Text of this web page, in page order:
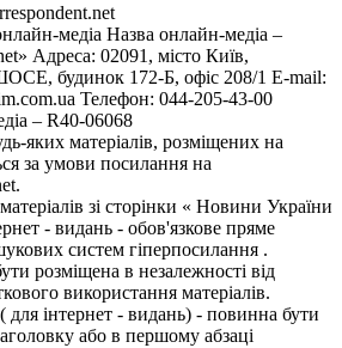
медіа Назва онлайн-медіа –
Адреса: 02091, місто Київ,
будинок 172-Б, офіс 208/1 E-mail:
Телефон: 044-205-43-00
– R40-06068
яких матеріалів, розміщених на
за умови посилання на
зі сторінки « Новини України
- видань - обов'язкове пряме
систем гіперпосилання .
розміщена в незалежності від
використання матеріалів.
для інтернет - видань) - повинна бути
або в першому абзаці